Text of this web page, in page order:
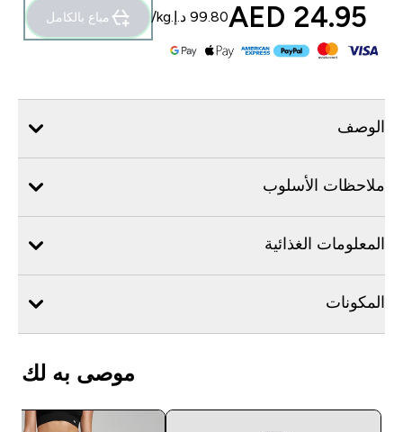
24.95 AED‎ مباع بالكامل
الوصف
ملاحظات الأسلوب
المعلومات الغذائية
المكونات
موصى به لك